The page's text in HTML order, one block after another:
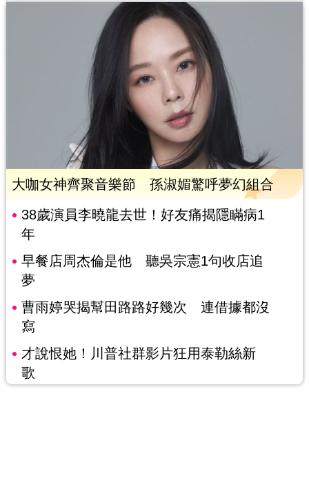
大咖女神齊聚音樂節 孫淑媚驚呼夢幻組合
38歲演員李曉龍去世！好友痛揭隱瞞病1
年
早餐店周杰倫是他 聽吳宗憲1句收店追
夢
曹雨婷哭揭幫田路路好幾次 連借據都沒
寫
才說恨她！川普社群影片狂用泰勒絲新
歌